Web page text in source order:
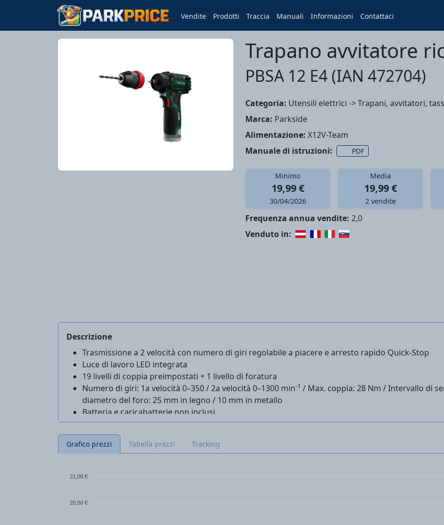
Vendite Prodotti Traccia Manuali Informazioni Contattaci
Trapano avvitatore
PBSA 12 E4 (IAN 472704)
Categoria: Utensili elettrici -> Trapani, avvitatori,
Marca: Parkside
Alimentazione: X12V-Team
Manuale di istruzioni:
PDF
Minimo
19,99 €
30/04/2026
Media
19,99 €
2 vendite
Frequenza annua vendite: 2,0
Venduto in:
Descrizione
Trasmissione a 2 velocità con numero di giri regolabile a piacere e arresto rapido Quick-Stop
Luce di lavoro LED integrata
19 livelli di coppia preimpostati + 1 livello di foratura
Numero di giri: 1a velocità 0–350 / 2a velocità 0–1300 min⁻¹ / Max. coppia: 28 Nm / Intervallo di
diametro del foro: 25 mm in legno / 10 mm in metallo
Batteria e caricabatterie non inclusi
Compatibile solo con batterie e caricabatterie a marchio PARKSIDE®
Grafico prezzi Tabella prezzi Tracking
21,00 €
20,50 €